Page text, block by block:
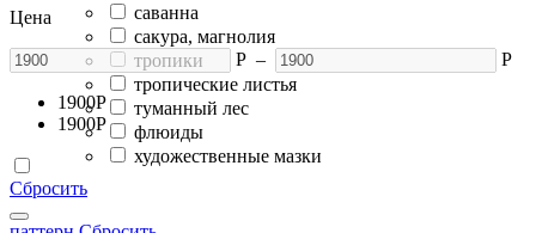
саванна
сакура, магнолия
тропики
тропические листья
туманный лес
флюиды
художественные мазки
Цена
Р – Р
1900Р
1900Р
Сбросить